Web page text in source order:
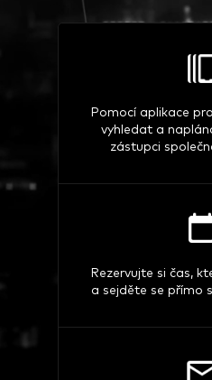
Pomocí aplikace
vyhledat a
zástupci
Rezervujte si čas,
a sejděte se přímo